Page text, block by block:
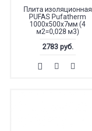
Плита изоляционная
PUFAS Pufathеrm
1000х500х7мм (4
м2=0,028 м3)
2783 руб.